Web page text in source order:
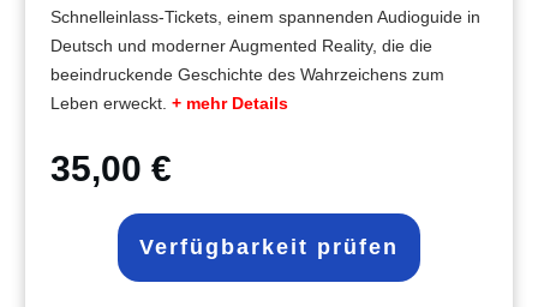
Schnelleinlass-Tickets, einem spannenden Audioguide in
Deutsch und moderner Augmented Reality, die die
beeindruckende Geschichte des Wahrzeichens zum
Leben erweckt. + mehr Details
35,00 €
Verfügbarkeit prüfen